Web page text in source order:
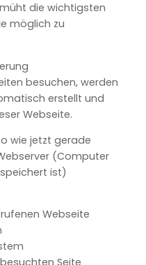
die wichtigsten
möglich zu
besuchen, werden
erstellt und
Webseite.
wie jetzt gerade
(Computer
ist)
Webseite